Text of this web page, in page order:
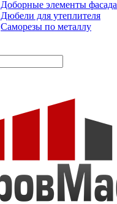
Доборные элементы фасада
Дюбели для утеплителя
Саморезы по металлу